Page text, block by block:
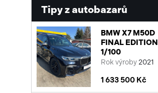
Tipy z autobazarů
BMW X7 M50D
FINAL EDITION
1/100
Rok výroby 2021
1 633 500 Kč